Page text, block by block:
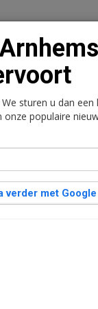
sturen u dan een
populaire
verder met Google